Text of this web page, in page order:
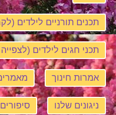
תכנים תורניים לילדים
תכני חגים לילדים
אמרות חינוך
ניגונים שלנו סיפורים